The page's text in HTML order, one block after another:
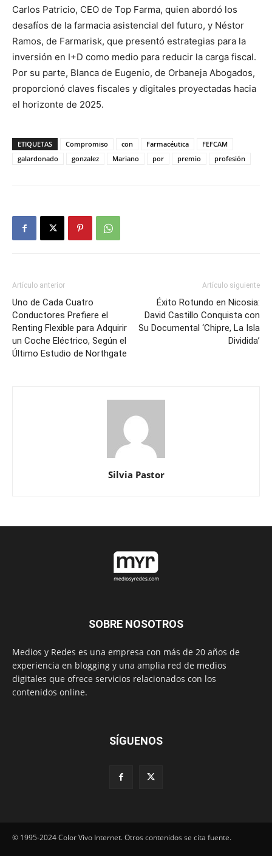
Carlos Patricio, CEO de Top Farma, quien abordó los
desafíos de la farmacia asistencial del futuro, y Néstor
Ramos, de Farmarisk, que presentó estrategias para la
inversión en I+D como medio para reducir la carga fiscal.
Por su parte, Blanca de Eugenio, de Orbaneja Abogados,
proporcionó claves fiscales y digitales proyectadas hacia
el horizonte de 2025.
ETIQUETAS Compromiso con Farmacéutica
FEFCAM
galardonado
gonzalez Mariano por premio profesión
Artículo anterior
Uno de Cada Cuatro
Conductores Prefiere el
Renting Flexible para Adquirir
un Coche Eléctrico, Según el
Último Estudio de Northgate
Artículo siguiente
Éxito Rotundo en Nicosia:
David Castillo Conquista con
Su Documental ‘Chipre, La Isla
Dividida’
Silvia Pastor
SOBRE NOSOTROS
Medios y Redes es una empresa con más de 20 años de
experiencia en blogging y una amplia red de medios
digitales que ofrece servicios relacionados con los
contenidos online.
SÍGUENOS
© 1995-2024 Color Vivo Internet. Otros contenidos se cita fuente.